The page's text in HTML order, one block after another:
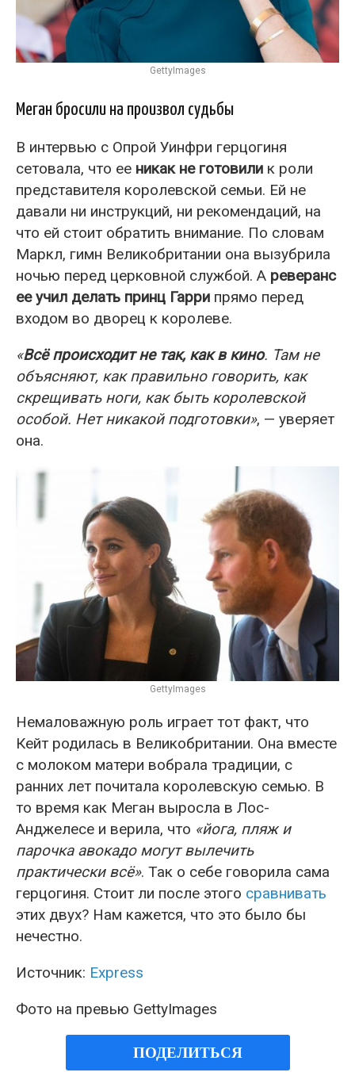
GettyImages
Меган бросили на произвол судьбы
В интервью с Опрой Уинфри герцогиня
сетовала, что ее никак не готовили к роли
представителя королевской семьи. Ей не
давали ни инструкций, ни рекомендаций, на
что ей стоит обратить внимание. По словам
Маркл, гимн Великобритании она вызубрила
ночью перед церковной службой. А реверанс
ее учил делать принц Гарри прямо перед
входом во дворец к королеве.
«Всё происходит не так, как в кино. Там не
объясняют, как правильно говорить, как
скрещивать ноги, как быть королевской
особой. Нет никакой подготовки», — уверяет
она.
GettyImages
Немаловажную роль играет тот факт, что
Кейт родилась в Великобритании. Она вместе
с молоком матери вобрала традиции, с
ранних лет почитала королевскую семью. В
то время как Меган выросла в Лос-
Анджелесе и верила, что «йога, пляж и
парочка авокадо могут вылечить
практически всё». Так о себе говорила сама
герцогиня. Стоит ли после этого сравнивать
этих двух? Нам кажется, что это было бы
нечестно.
Источник: Express
Фото на превью GettyImages
ПОДЕЛИТЬСЯ